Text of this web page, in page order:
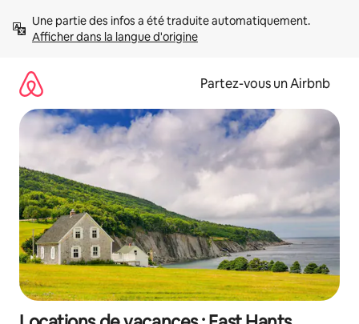
directement
Afficher dans la langue d'origine
Partez-vous un Airbnb